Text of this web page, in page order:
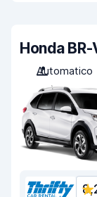
Honda BR-
Automatico